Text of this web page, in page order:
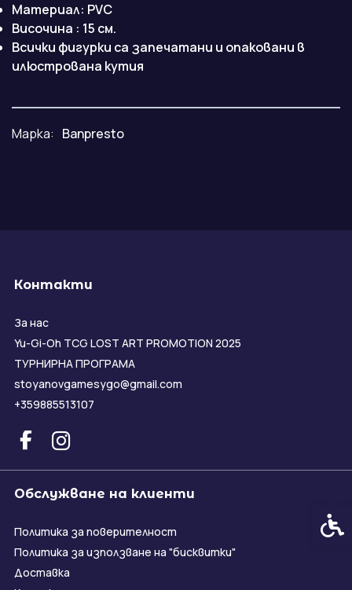
Материал: PVC
Височина : 15 см.
Всички фигурки са запечатани и опаковани в
илюстрована кутия
Марка: Banpresto
Контакти
За нас
Yu-Gi-Oh TCG LOST ART PROMOTION 2025
ТУРНИРНА ПРОГРАМА
stoyanovgamesygo@gmail.com
+359885513107
Обслужване на клиенти
Политика за поверителност
Политика за използване на "бисквитки"
Доставка